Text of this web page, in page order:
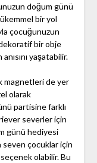
doğum günü
bir yol
çocuğunuzun
bir obje
yaşatabilir.
magnetleri de yer
olarak
partisine farklı
severler için
günü hediyesi
seven çocuklar için
olabilir. Bu